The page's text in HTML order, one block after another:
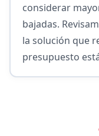
considerar
bajadas.
la solución que
presupuesto